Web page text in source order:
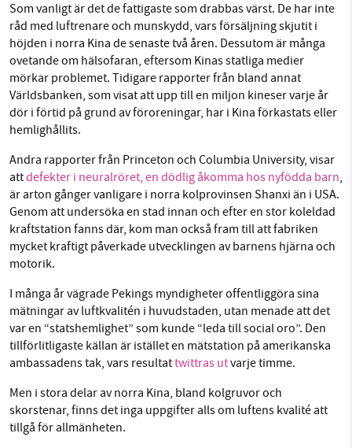
Som vanligt är det de fattigaste som drabbas värst. De har inte
råd med luftrenare och munskydd, vars försäljning skjutit i
höjden i norra Kina de senaste två åren. Dessutom är många
ovetande om hälsofaran, eftersom Kinas statliga medier
mörkar problemet. Tidigare rapporter från bland annat
Världsbanken, som visat att upp till en miljon kineser varje år
dör i förtid på grund av föroreningar, har i Kina förkastats eller
hemlighållits.
Andra rapporter från Princeton och Columbia University, visar
attdefekter i neuralröret, en dödlig åkomma hos nyfödda barn,
är arton gånger vanligare i norra kolprovinsen Shanxi än i USA.
Genom att undersöka en stad innan och efter en stor koleldad
kraftstation fanns där, kom man också fram till att fabriken
mycket kraftigt påverkade utvecklingen av barnens hjärna och
motorik.
I många år vägrade Pekings myndigheter offentliggöra sina
mätningar av luftkvalitén i huvudstaden, utan menade att det
var en “statshemlighet” som kunde “leda till social oro”. Den
tillförlitligaste källan är istället en mätstation på amerikanska
ambassadens tak, vars resultattwittras utvarje timme.
Men i stora delar av norra Kina, bland kolgruvor och
skorstenar, finns det inga uppgifter alls om luftens kvalité att
tillgå för allmänheten.